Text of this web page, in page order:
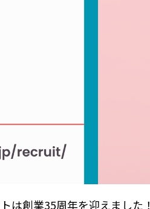
は創業35周年を迎えました！